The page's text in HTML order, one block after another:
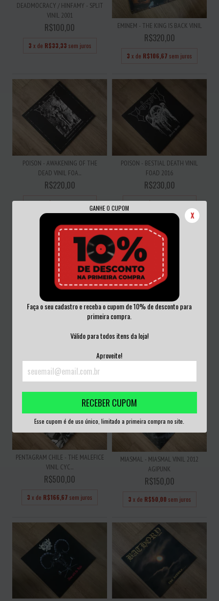
GANHE O CUPOM
X
Faça o seu cadastro e receba o cupom de 10% de desconto para
primeira compra.
Válido para todos itens da loja!
Aproveite!
RECEBER CUPOM
Esse cupom é de uso único, limitado a primeira compra no site.
DEADMOCRACY / HINFAMY - SPLIT
VINIL 2001
R$100,00
3 x de R$33,33 sem juros
EMINEM - THE KING IS BACK VINIL
R$320,00
3 x de R$106,67 sem juros
POISON - AWAKENING OF THE
DEAD VINIL FOA...
R$220,00
3x deR$73,33sem juros
POISON - BESTIAL DEATH VINIL
FOAD 2016
R$230,00
3x deR$76,67sem juros
CALLENISH CIRCLE - GRACEFUL...
R$180,00
SYLOSIS - DORMANT HEART VINIL
R$220,00
PENTAGRAM CHILE - THE MALEFICE
VINIL CYC...
R$500,00
3 x de R$166,67 sem juros
MIASMAL - MIASMAL VINIL 2012
AGIPUNK
R$150,00
3 x de R$50,00 sem juros